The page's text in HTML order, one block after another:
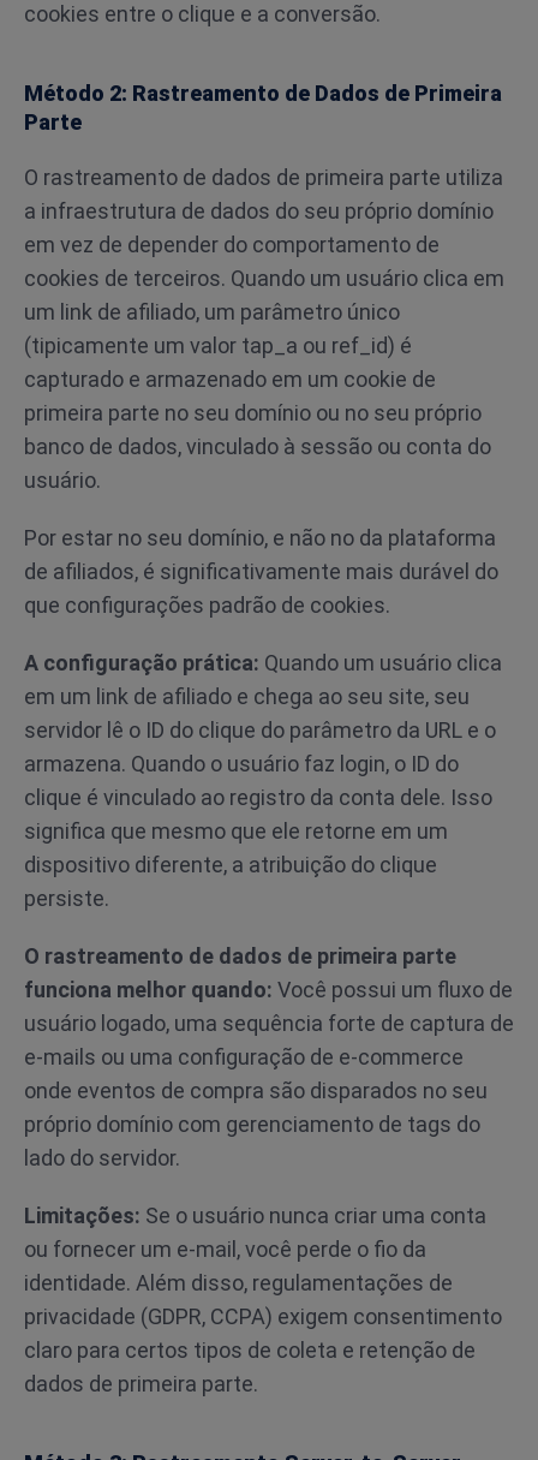
cookies entre o clique e a conversão.
Método 2: Rastreamento de Dados de Primeira
Parte
O rastreamento de dados de primeira parte utiliza
a infraestrutura de dados do seu próprio domínio
em vez de depender do comportamento de
cookies de terceiros. Quando um usuário clica em
um link de afiliado, um parâmetro único
(tipicamente um valor tap_a ou ref_id) é
capturado e armazenado em um cookie de
primeira parte no seu domínio ou no seu próprio
banco de dados, vinculado à sessão ou conta do
usuário.
Por estar no seu domínio, e não no da plataforma
de afiliados, é significativamente mais durável do
que configurações padrão de cookies.
A configuração prática: Quando um usuário clica
em um link de afiliado e chega ao seu site, seu
servidor lê o ID do clique do parâmetro da URL e o
armazena. Quando o usuário faz login, o ID do
clique é vinculado ao registro da conta dele. Isso
significa que mesmo que ele retorne em um
dispositivo diferente, a atribuição do clique
persiste.
O rastreamento de dados de primeira parte
funciona melhor quando: Você possui um fluxo de
usuário logado, uma sequência forte de captura de
e-mails ou uma configuração de e-commerce
onde eventos de compra são disparados no seu
próprio domínio com gerenciamento de tags do
lado do servidor.
Limitações: Se o usuário nunca criar uma conta
ou fornecer um e-mail, você perde o fio da
identidade. Além disso, regulamentações de
privacidade (GDPR, CCPA) exigem consentimento
claro para certos tipos de coleta e retenção de
dados de primeira parte.